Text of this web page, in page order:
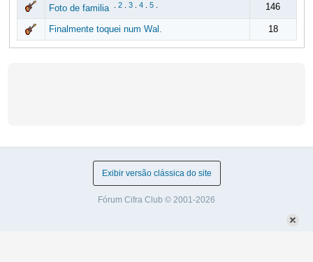
Foto de familia 2. 3. 4. 5. 146
Finalmente toquei num Wal. 18
Exibir versão clássica do site
Fórum Cifra Club © 2001-2026